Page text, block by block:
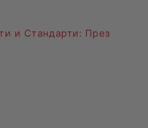
и Стандарти: През